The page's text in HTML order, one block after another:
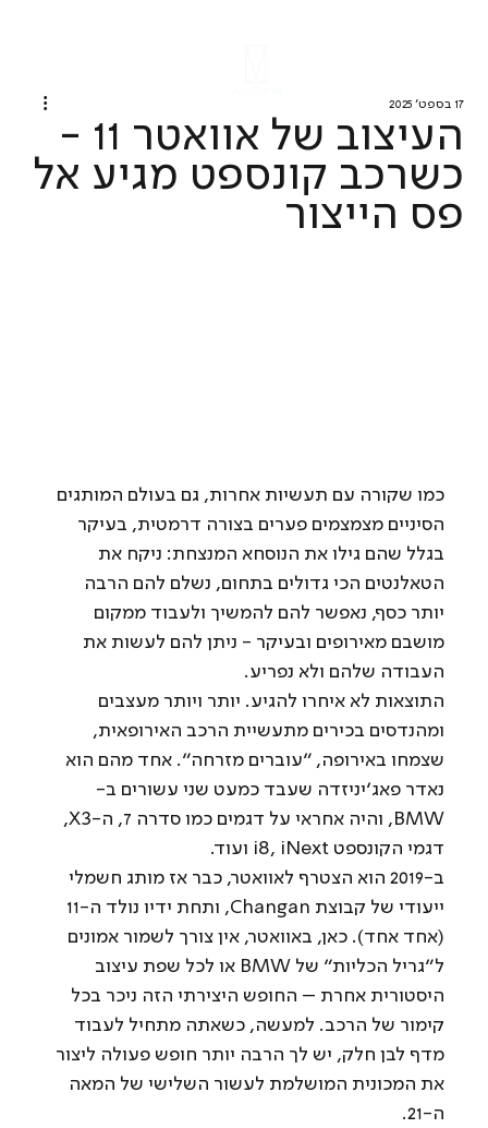
העיצוב של אוואטר 11 -
כשרכב קונספט מגיע אל
פס הייצור
17 בספט׳ 2025
כמו שקורה עם תעשיות אחרות, גם בעולם המותגים
הסיניים מצמצמים פערים בצורה דרמטית, בעיקר
בגלל שהם גילו את הנוסחא המנצחת: ניקח את
הטאלנטים הכי גדולים בתחום, נשלם להם הרבה
יותר כסף, נאפשר להם להמשיך ולעבוד ממקום
מושבם מאירופים ובעיקר - ניתן להם לעשות את
העבודה שלהם ולא נפריע.
התוצאות לא איחרו להגיע. יותר ויותר מעצבים
ומהנדסים בכירים מתעשיית הרכב האירופאית,
שצמחו באירופה, ״עוברים מזרחה״. אחד מהם הוא
נאדר פאג׳יניזדה שעבד כמעט שני עשורים ב-
BMW, והיה אחראי על דגמים כמו סדרה 7, ה-X3,
דגמי הקונספט i8, iNext ועוד.
ב-2019 הוא הצטרף לאוואטר, כבר אז מותג חשמלי
(אחד אחד). כאן, באוואטר, אין צורך לשמור אמונים
ל”גריל הכליות” של BMW או לכל שפת עיצוב
היסטורית אחרת – החופש היצירתי הזה ניכר בכל
קימור של הרכב. למעשה, כשאתה מתחיל לעבוד
מדף לבן חלק, יש לך הרבה יותר חופש פעולה ליצור
את המכונית המושלמת לעשור השלישי של המאה
ה-21.